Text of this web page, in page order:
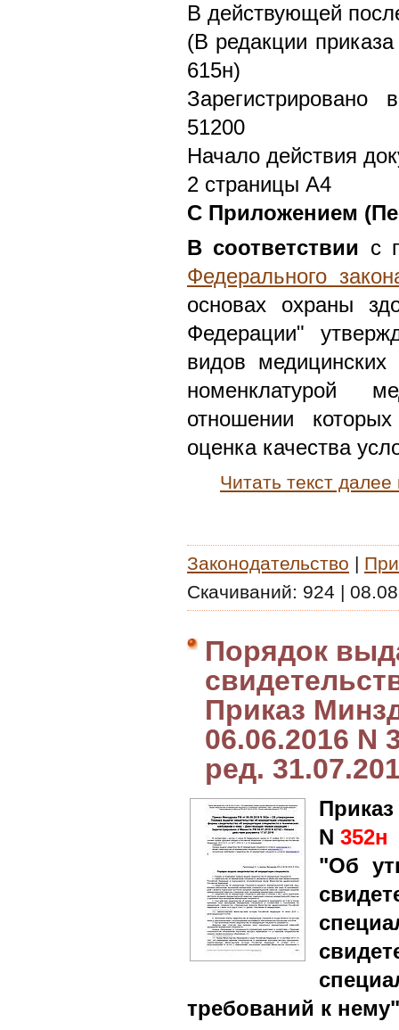
В действующей
(В редакции
615н)
51200
Начало действия
2 страницы А4
С Приложением
В соответствии с
Федерального
основах охраны
Федерации"
видов медицинских
номенклатурой
отношении
оценка качества
Читать текст
Законодательство |
Скачиваний: 924 |
Порядок
Приказ
06.06.2016 N
ред.
N 352н
"Об
требований к нему"